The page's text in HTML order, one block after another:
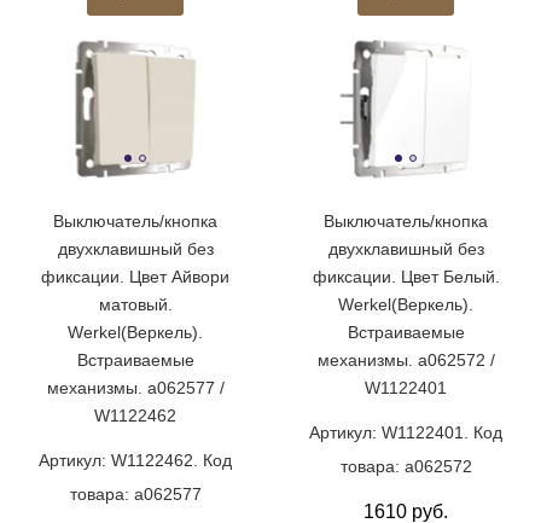
Выключатель/кнопка
двухклавишный без
фиксации. Цвет Айвори
матовый.
Werkel(Веркель).
Встраиваемые
механизмы. a062577 /
W1122462
Артикул: W1122462. Код
товара: a062577
Выключатель/кнопка
двухклавишный без
фиксации. Цвет Белый.
Werkel(Веркель).
Встраиваемые
механизмы. a062572 /
W1122401
Артикул: W1122401. Код
товара: a062572
1610 руб.